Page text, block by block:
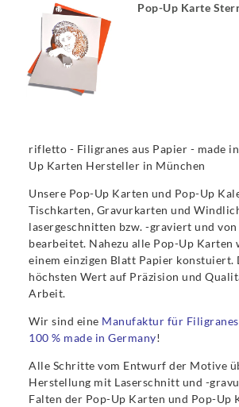
Pop-Up Karte
rifletto - Filigranes aus Papier - made
Up Karten Hersteller in München
Unsere Pop-Up Karten und Pop-Up
Tischkarten, Gravurkarten und
lasergeschnitten bzw. -graviert und
bearbeitet. Nahezu alle Pop-Up Karten
einem einzigen Blatt Papier konstuiert.
höchsten Wert auf Präzision und
Arbeit.
Wir sind eine Manufaktur für Filigranes
100 % made in Germany!
Alle Schritte vom Entwurf der Motive
Herstellung mit Laserschnitt und -
Falten der Pop-Up Karten und Pop-Up